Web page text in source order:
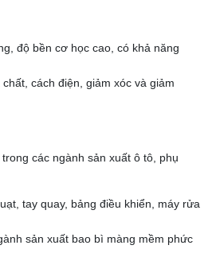
độ bền cơ học cao, có khả năng
cách điện, giảm xóc và giảm
các ngành sản xuất ô tô, phụ
tay quay, bảng điều khiển, máy rửa
sản xuất bao bì màng mềm phức